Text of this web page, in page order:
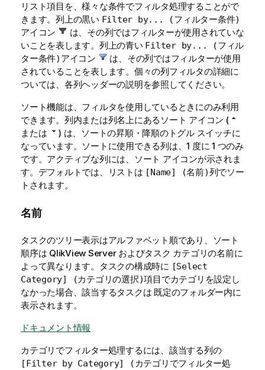
リスト項目を、様々な条件でフィルタ処理することがで
きます。列上の黒い Filter by... (フィルター条件)
アイコン
は、その列ではフィルターが使用されていな
いことを表します。列上の青い Filter by... (フィル
ター条件) アイコン
は、その列ではフィルターが使用
されていることを表します。個々の列フィルタの詳細に
ついては、各列ヘッダーの説明を参照してください。
ソート機能は、フィルタを使用しているときにのみ利用
できます。列内または列名上にあるソート アイコン (
または
) は、ソートの昇順・降順のトグル スイッチに
なっています。ソートに使用できる列は、1 度に 1 つのみ
です。アクティブな列には、ソート アイコンが示されま
す。デフォルトでは、リストは [Name] (名前)列でソー
トされます。
名前
タスクのツリー表示はアルファベット順であり、ソート
順序は QlikView Server およびタスク カテゴリの名前に
よって異なります。タスクの構成時に [Select
Category] (カテゴリの選択)項目でカテゴリを設定し
なかった場合、該当するタスクは 既定のフォルダー内に
表示されます。
ドキュメント情報
カテゴリでフィルター処理するには、該当する列の
[Filter by Category] (カテゴリでフィルター処